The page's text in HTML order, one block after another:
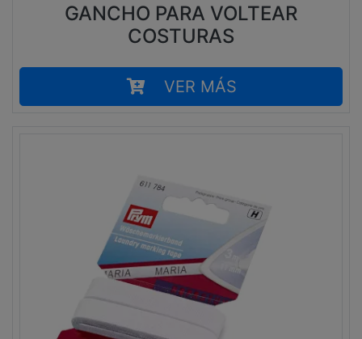
GANCHO PARA VOLTEAR
COSTURAS
VER MÁS